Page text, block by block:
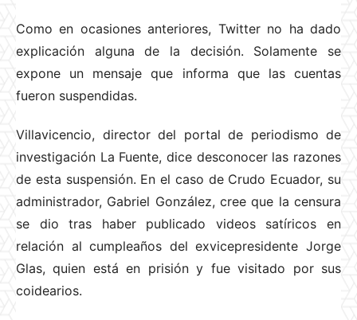
Como en ocasiones anteriores, Twitter no ha dado
explicación alguna de la decisión. Solamente se
expone un mensaje que informa que las cuentas
fueron suspendidas.
Villavicencio, director del portal de periodismo de
investigación La Fuente, dice desconocer las razones
de esta suspensión. En el caso de Crudo Ecuador, su
administrador, Gabriel González, cree que la censura
se dio tras haber publicado videos satíricos en
relación al cumpleaños del exvicepresidente Jorge
Glas, quien está en prisión y fue visitado por sus
coidearios.